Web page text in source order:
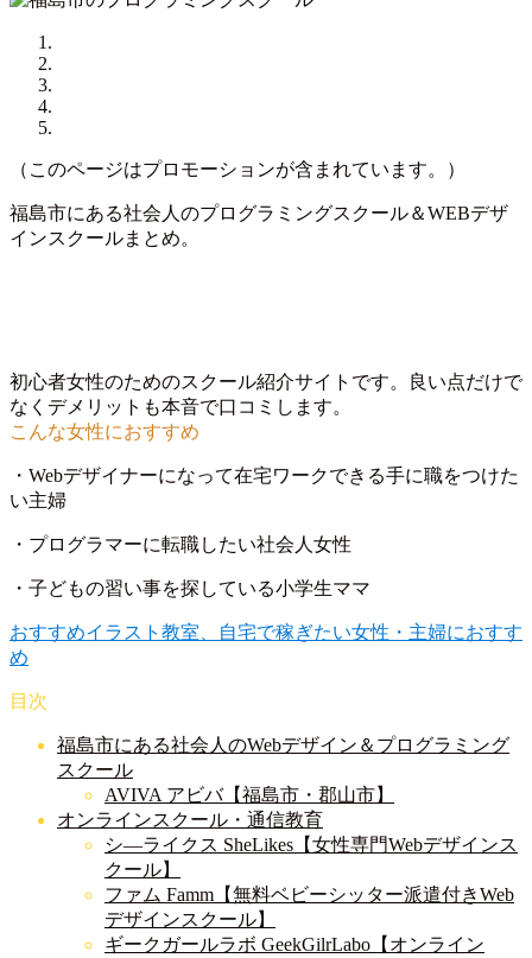
（このページはプロモーションが含まれています。）
福島市にある社会人のプログラミングスクール＆WEBデザ
インスクールまとめ。
初心者女性のためのスクール紹介サイトです。良い点だけで
なくデメリットも本音で口コミします。
・Webデザイナーになって在宅ワークできる手に職をつけた
い主婦
・プログラマーに転職したい社会人女性
・子どもの習い事を探している小学生ママ
おすすめイラスト教室、自宅で稼ぎたい女性・主婦におすす
め
目次
福島市にある社会人のWebデザイン＆プログラミング
スクール
AVIVA アビバ【福島市・郡山市】
オンラインスクール・通信教育
シ―ライクス SheLikes【女性専門Webデザインス
クール】
ファム Famm【無料ベビーシッター派遣付きWeb
デザインスクール】
ギークガールラボ GeekGilrLabo【オンライン